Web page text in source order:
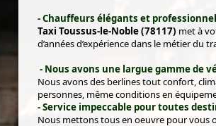
- Chauffeurs élégants et
Taxi Toussus-le-Noble (78117) met à
d’années d’expérience dans le métier
- Nous avons une largue gamme de
Nous avons des berlines tout confort,
personnes, même conditions en
- Service impeccable pour toutes
Nous mettons tous en oeuvre pour vous